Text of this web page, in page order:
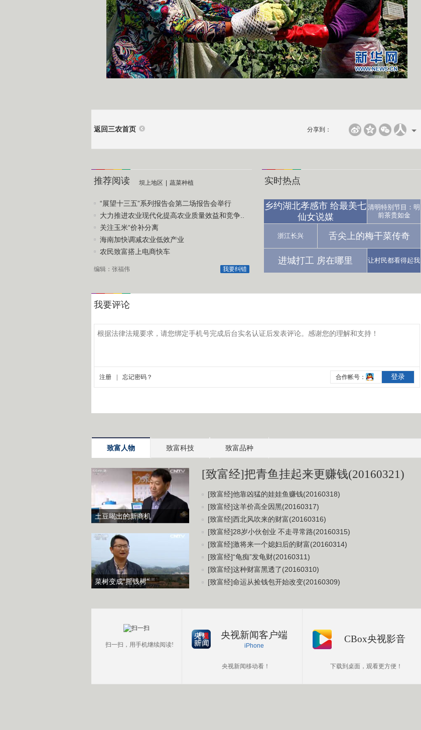
返回三农首页 分享到：
推荐阅读 坝上地区 蔬菜种植
“展望十三五”系列报告会第二场报告会举行
大力推进农业现代化提高农业质量效益和竞争..
关注玉米“价补分离
海南加快调减农业低效产业
农民致富搭上电商快车
我要纠错
编辑：张福伟
实时热点
乡约湖北孝感市 给最美七
仙女说媒
清明特别节目：明
前茶贵如金
浙江长兴 舌尖上的梅干菜传奇
进城打工 房在哪里 让村民都看得起我
致富人物 致富科技 致富品种
土豆喝出的新商机
菜树变成“摇钱树”
[致富经]把青鱼挂起来更赚钱(20160321)
[致富经]他靠凶猛的娃娃鱼赚钱(20160318)
[致富经]这羊价高全因黑(20160317)
[致富经]西北风吹来的财富(20160316)
[致富经]28岁小伙创业 不走寻常路(20160315)
[致富经]激将来一个媳妇后的财富(20160314)
[致富经]“龟痴”发龟财(20160311)
[致富经]这种财富黑透了(20160310)
[致富经]命运从捡钱包开始改变(20160309)
扫一扫，用手机继续阅读!
央视新闻客户端
iPhone
央视新闻移动看！
CBox央视影音
下载到桌面，观看更方便！